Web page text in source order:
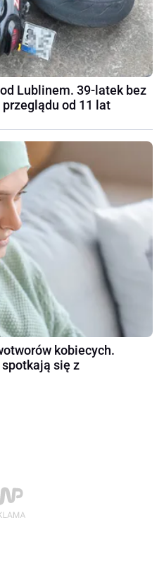
Lublinem. 39-latek bez
od 11 lat
kobiecych.
się z